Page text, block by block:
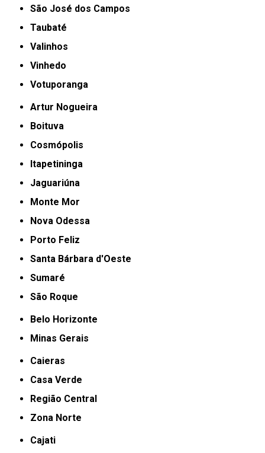
São José dos Campos
Taubaté
Valinhos
Vinhedo
Votuporanga
Artur Nogueira
Boituva
Cosmópolis
Itapetininga
Jaguariúna
Monte Mor
Nova Odessa
Porto Feliz
Santa Bárbara d'Oeste
Sumaré
São Roque
Belo Horizonte
Minas Gerais
Caieras
Casa Verde
Região Central
Zona Norte
Cajati